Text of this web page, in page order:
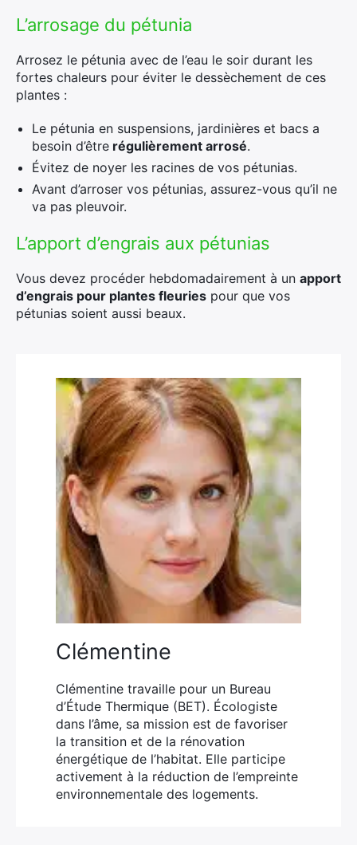
L’arrosage du pétunia
Arrosez le pétunia avec de l’eau le soir durant les
fortes chaleurs pour éviter le dessèchement de ces
plantes :
Le pétunia en suspensions, jardinières et bacs a
besoin d’être régulièrement arrosé.
Évitez de noyer les racines de vos pétunias.
Avant d’arroser vos pétunias, assurez-vous qu’il ne
va pas pleuvoir.
L’apport d’engrais aux pétunias
Vous devez procéder hebdomadairement à un apport
d’engrais pour plantes fleuries pour que vos
pétunias soient aussi beaux.
Clémentine
Clémentine travaille pour un Bureau
d’Étude Thermique (BET). Écologiste
dans l’âme, sa mission est de favoriser
la transition et de la rénovation
énergétique de l’habitat. Elle participe
activement à la réduction de l’empreinte
environnementale des logements.